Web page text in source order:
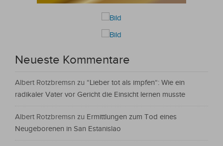
Neueste Kommentare
Albert Rotzbremsn zu “Lieber tot als impfen“: Wie ein
radikaler Vater vor Gericht die Einsicht lernen musste
Albert Rotzbremsn zu Ermittlungen zum Tod eines
Neugeborenen in San Estanislao